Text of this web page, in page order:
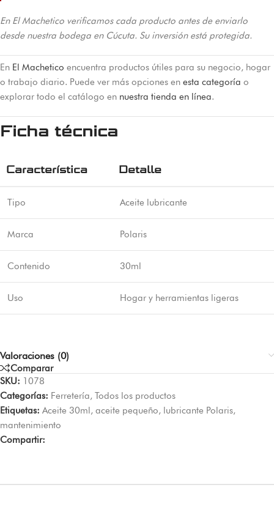
En El Machetico verificamos cada producto antes de enviarlo
desde nuestra bodega en Cúcuta. Su inversión está protegida.
En El Machetico encuentra productos útiles para su negocio, hogar
o trabajo diario. Puede ver más opciones en esta categoría o
explorar todo el catálogo en nuestra tienda en línea.
Ficha técnica
Característica Detalle
Tipo Aceite lubricante
Marca Polaris
Contenido 30ml
Uso Hogar y herramientas ligeras
Valoraciones (0)
Comparar
SKU: 1078
Categorías: Ferretería, Todos los productos
Etiquetas: Aceite 30ml, aceite pequeño, lubricante Polaris,
mantenimiento
Compartir: